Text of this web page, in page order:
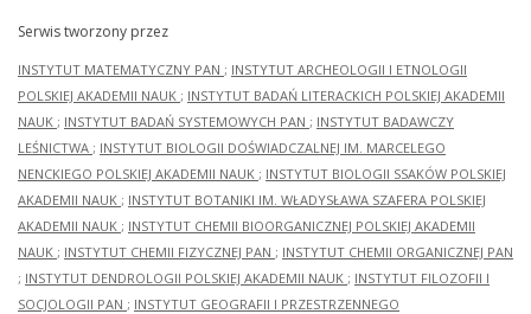
Serwis tworzony przez
INSTYTUT MATEMATYCZNY PAN ; INSTYTUT ARCHEOLOGII I ETNOLOGII
POLSKIEJ AKADEMII NAUK ; INSTYTUT BADAŃ LITERACKICH POLSKIEJ AKADEMII
NAUK ; INSTYTUT BADAŃ SYSTEMOWYCH PAN ; INSTYTUT BADAWCZY
LEŚNICTWA ; INSTYTUT BIOLOGII DOŚWIADCZALNEJ IM. MARCELEGO
NENCKIEGO POLSKIEJ AKADEMII NAUK ; INSTYTUT BIOLOGII SSAKÓW POLSKIEJ
AKADEMII NAUK ; INSTYTUT BOTANIKI IM. WŁADYSŁAWA SZAFERA POLSKIEJ
AKADEMII NAUK ; INSTYTUT CHEMII BIOORGANICZNEJ POLSKIEJ AKADEMII
NAUK ; INSTYTUT CHEMII FIZYCZNEJ PAN ; INSTYTUT CHEMII ORGANICZNEJ PAN
; INSTYTUT DENDROLOGII POLSKIEJ AKADEMII NAUK ; INSTYTUT FILOZOFII I
SOCJOLOGII PAN ; INSTYTUT GEOGRAFII I PRZESTRZENNEGO